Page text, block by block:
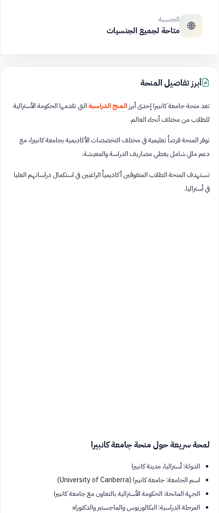
🌐 الجنسية
متاحة لجميع الجنسيات
أبرز تفاصيل المنحة
تعد منحة جامعة كانبيرا إحدى أبرزالمنح الدراسيةالتي تقدمها الحكومة الأسترالية
للطلاب من مختلف أنحاء العالم.
توفر المنحة فرصاً تعليمية في مختلف التخصصات الأكاديمية بجامعة كانبيرا، مع
دعم مالي شامل يغطي مصاريف الدراسة والمعيشة.
تستهدف المنحة الطلاب المتفوقين أكاديمياً الراغبين في استكمال دراساتهم العليا
في أستراليا.
لمحة سريعة حول منحة جامعة كانبيرا
الدولة: أستراليا، مدينة كانبيرا
اسم الجامعة: جامعة كانبيرا (University of Canberra)
الجهة المانحة: الحكومة الأسترالية بالتعاون مع جامعة كانبيرا
المرحلة الدراسية: البكالوريوس والماجستير والدكتوراه